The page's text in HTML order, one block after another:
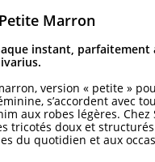
Marron
instant, parfaitement
version « petite »
s’accordent avec
aux robes légères.
tricotés doux et
du quotidien et aux